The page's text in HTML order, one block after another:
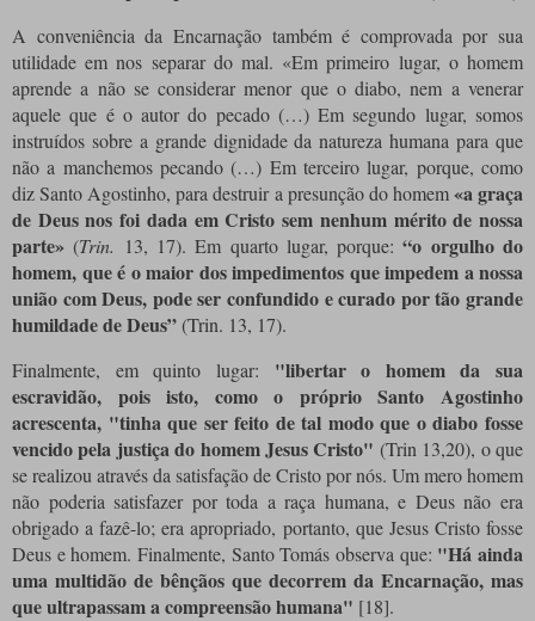
A conveniência da Encarnação também é comprovada por sua
utilidade em nos separar do mal. «Em primeiro lugar, o homem
aprende a não se considerar menor que o diabo, nem a venerar
aquele que é o autor do pecado (…) Em segundo lugar, somos
instruídos sobre a grande dignidade da natureza humana para que
não a manchemos pecando (…) Em terceiro lugar, porque, como
diz Santo Agostinho, para destruir a presunção do homem«a graça
de Deus nos foi dada em Cristo sem nenhum mérito de nossa
parte» (Trin. 13, 17). Em quarto lugar, porque:“o orgulho do
homem, que é o maior dos impedimentos que impedem a nossa
união com Deus, pode ser confundido e curado por tão grande
humildade de Deus” (Trin. 13, 17).
Finalmente, em quinto lugar: "libertar o homem da sua
escravidão, pois isto, como o próprio Santo Agostinho
acrescenta, "tinha que ser feito de tal modo que o diabo fosse
vencido pela justiça do homem Jesus Cristo" (Trin 13,20), o que
se realizou através da satisfação de Cristo por nós. Um mero homem
não poderia satisfazer por toda a raça humana, e Deus não era
obrigado a fazê-lo; era apropriado, portanto, que Jesus Cristo fosse
Deus e homem. Finalmente, Santo Tomás observa que: "Há ainda
uma multidão de bênçãos que decorrem da Encarnação, mas
que ultrapassam a compreensão humana" [18].